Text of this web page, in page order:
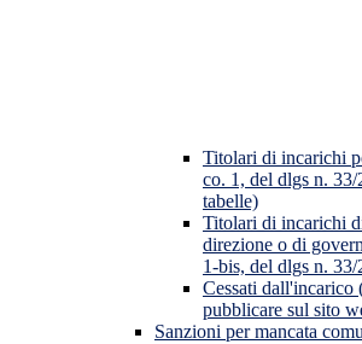
Titolari di incarichi
co. 1, del dlgs n.
tabelle)
Titolari di incarichi
direzione o di
1-bis, del dlgs n. 33/
Cessati dall'incarico
pubblicare sul sito
Sanzioni per mancata